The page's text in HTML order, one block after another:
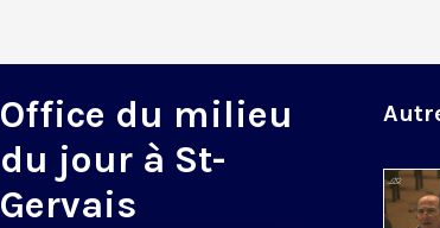
Office du milieu
du jour à St-
Gervais